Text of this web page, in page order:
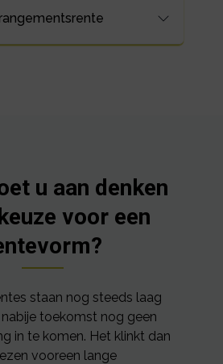
u aan denken
voor een
staan nog steeds laag
nabije toekomst nog geen
in te komen. Het klinkt dan
vooreen lange